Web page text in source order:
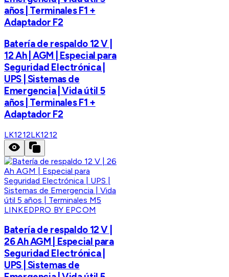
años | Terminales F1 +
Adaptador F2
Batería de respaldo 12 V |
12 Ah | AGM | Especial para
Seguridad Electrónica |
UPS | Sistemas de
Emergencia | Vida útil 5
años | Terminales F1 +
Adaptador F2
LK1212LK1212
LINKEDPRO BY EPCOM
Batería de respaldo 12 V |
26 Ah AGM | Especial para
Seguridad Electrónica |
UPS | Sistemas de